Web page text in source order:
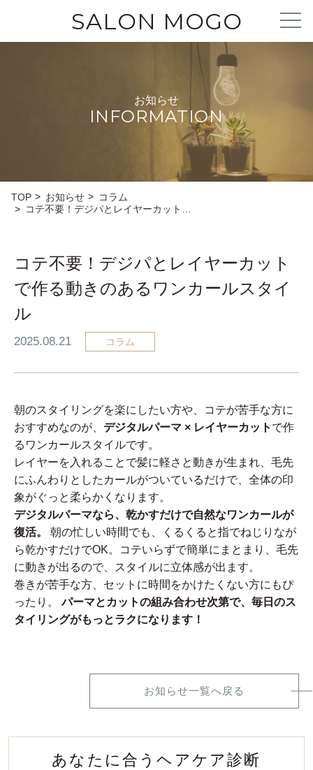
SALON MOGO
お知らせ
INFORMATION
TOP お知らせ
コラム
コテ不要！デジパとレイヤーカット…
コテ不要！デジパとレイヤーカット
で作る動きのあるワンカールスタイ
ル
2025.08.21 コラム
朝のスタイリングを楽にしたい方や、コテが苦手な方に
おすすめなのが、 デジタルパーマ × レイヤーカット で作
るワンカールスタイルです。
レイヤーを入れることで髪に軽さと動きが生まれ、毛先
にふんわりとしたカールがついているだけで、全体の印
象がぐっと柔らかくなります。
デジタルパーマなら、乾かすだけで自然なワンカールが
復活。
朝の忙しい時間でも、くるくると指でねじりなが
ら乾かすだけでOK。コテいらずで簡単にまとまり、毛先
に動きが出るので、スタイルに立体感が出ます。
巻きが苦手な方、セットに時間をかけたくない方にもぴ
ったり。パーマとカットの組み合わせ次第で、毎日のス
タイリングがもっとラクになります！
お知らせ一覧へ戻る
あなたに合うヘアケア診断